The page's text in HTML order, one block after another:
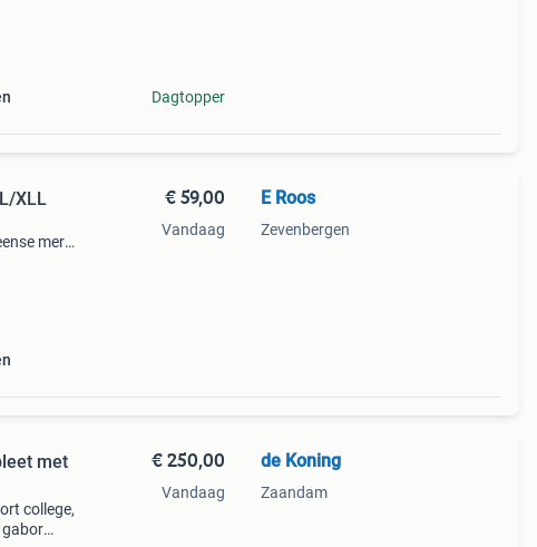
Dagtopper
XLL
merk
€ 59,00
Vandaag
E Roos
Zevenbergen
met
college,
gabor
€ 250,00
Vandaag
de Koning
Zaandam